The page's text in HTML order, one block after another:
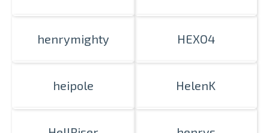
henrymighty HEXO4
heipole HelenK